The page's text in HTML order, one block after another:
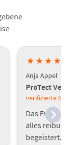
★ ★ ★ ★
Anja Appel
ProTect
verifizierte
Das Event
alles
begeistert.